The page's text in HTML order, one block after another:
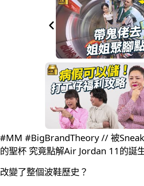
#MM #BigBrandTheory // 被
的聖杯 究竟點解Air Jordan 11的誕
改變了整個波鞋歷史？